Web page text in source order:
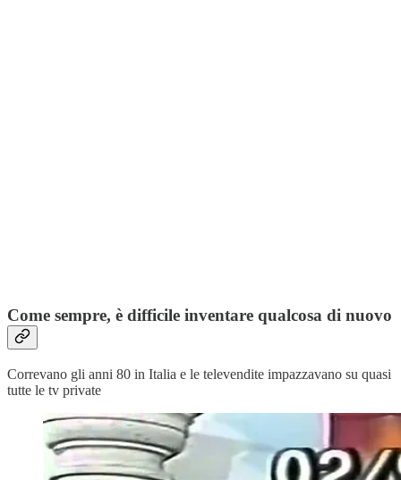
Come sempre, è difficile inventare qualcosa di nuovo
Correvano gli anni 80 in Italia e le televendite impazzavano su quasi
tutte le tv private